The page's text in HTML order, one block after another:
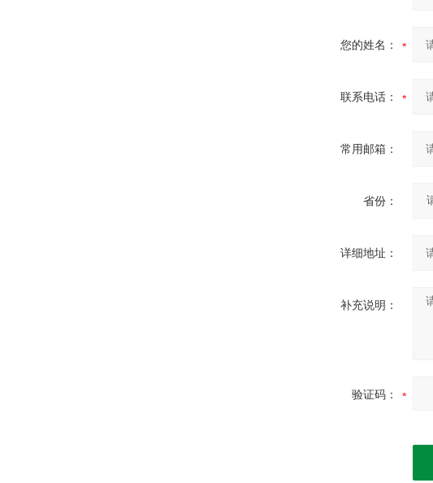
您的姓名：
联系电话：
常用邮箱：
省份：
详细地址：
补充说明：
验证码：